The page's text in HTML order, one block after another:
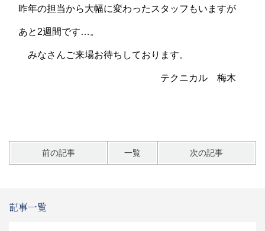
昨年の担当から大幅に変わったスタッフもいますが
あと2週間です…。
みなさんご来場お待ちしております。
テクニカル 梅木
前の記事 一覧 次の記事
記事一覧